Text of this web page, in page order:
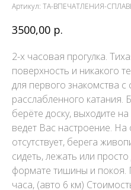
Артикул: TA-ВПЕЧАТЛЕНИЯ-
3500,00 р.
2-х часовая прогулка.
поверхность и никакого
для первого знакомства
расслабленного катания.
берёте доску, выходите
ведет Вас настроение. На
отсутствует, берега
сидеть, лежать или
формате тишины и покоя.
часа, (авто 6 км)